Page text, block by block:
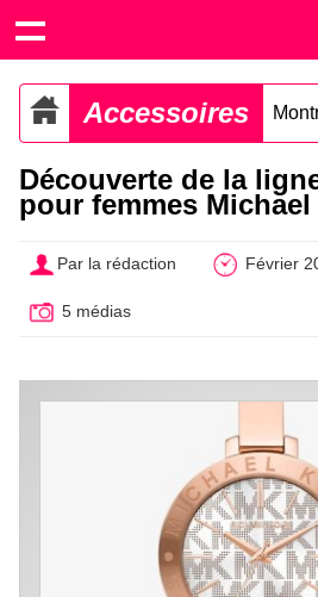
Accessoires
Découverte de la
pour femmes
Par la rédaction Février
5 médias